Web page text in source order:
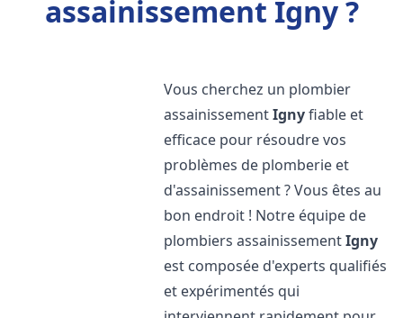
assainissement Igny ?
Vous cherchez un plombier
assainissementIgnyfiable et
efficace pour résoudre vos
problèmes de plomberie et
d'assainissement ? Vous êtes au
bon endroit ! Notre équipe de
plombiers assainissementIgny
est composée d'experts qualifiés
et expérimentés qui